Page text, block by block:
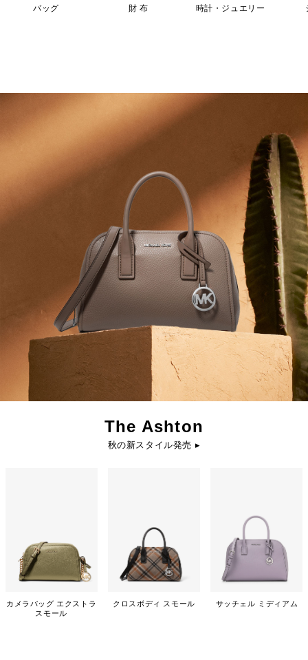
バッグ 財 布 時計・ジュエリー
The Ashton
秋の新スタイル発売 ▸
カメラバッグ エクストラ
スモール
クロスボディ スモール サッチェル ミディアム